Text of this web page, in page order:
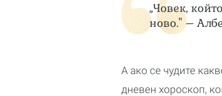
„Човек,
ново." –
А ако се чудите
дневен хороскоп,